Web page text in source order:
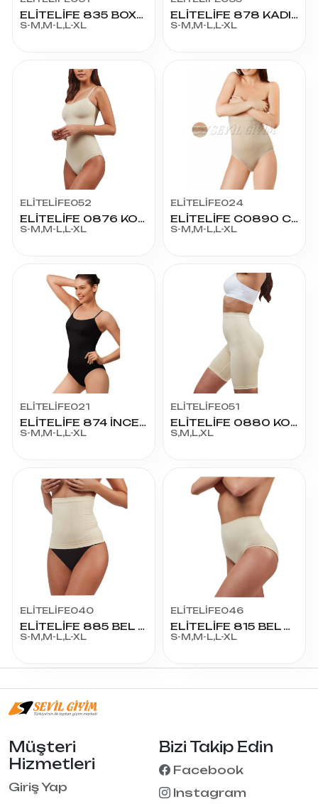
ELİTELİFE 835 BOXER KORSE
S-M,M-L,L-XL
ELİTELİFE 878 KADIN KALIN ASKI BADY ATLET
S-M,M-L,L-XL
ELİTELİFE052
ELİTELİFE 0876 KORSE SLİP BADY
S-M,M-L,L-XL
ELİTELİFE024
ELİTELİFE C0890 C-SLK SLİP KORSE
S-M,M-L,L-XL
ELİTELİFE021
ELİTELİFE 874 İNCE ASKILI SLİP BADY
S-M,M-L,L-XL
ELİTELİFE051
ELİTELİFE 0880 KORSE
S,M,L,XL
ELİTELİFE040
ELİTELİFE 885 BEL KORSE
S-M,M-L,L-XL
ELİTELİFE046
ELİTELİFE 815 BEL VE KALÇA TOPRALAYICI
S-M,M-L,L-XL
Müşteri
Hizmetleri
Giriş Yap
Bizi Takip Edin
Facebook
Instagram